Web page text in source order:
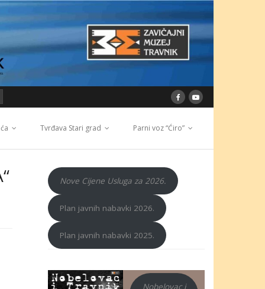
Tvrđava Stari grad Parni voz “Ćiro”
Nove Cijene Usluga za 2026.
Plan javnih nabavki 2026.
Plan javnih nabavki 2025.